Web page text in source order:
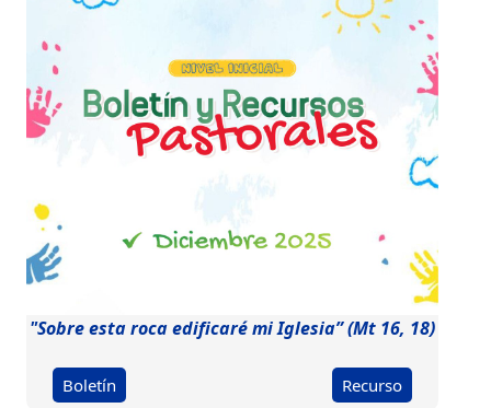
"Sobre esta roca edificaré mi Iglesia” (Mt 16, 18)
Boletín
Recurso